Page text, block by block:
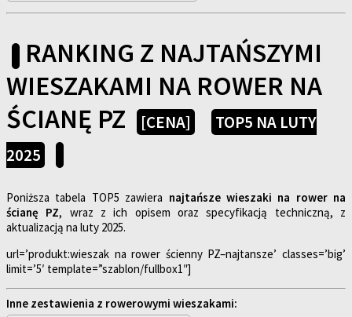
RANKING Z NAJTAŃSZYMI
WIESZAKAMI NA ROWER NA
ŚCIANĘ PZ
[CENA]
TOP5 NA LUTY
2025
Poniższa tabela TOP5 zawiera najtańsze wieszaki na rower na
ścianę PZ, wraz z ich opisem oraz specyfikacją techniczną, z
aktualizacją na luty 2025.
url=’produkt:wieszak na rower ścienny PZ–najtansze’ classes=’big’
limit=’5′ template=”szablon/fullbox1″]
Inne zestawienia z rowerowymi wieszakami: